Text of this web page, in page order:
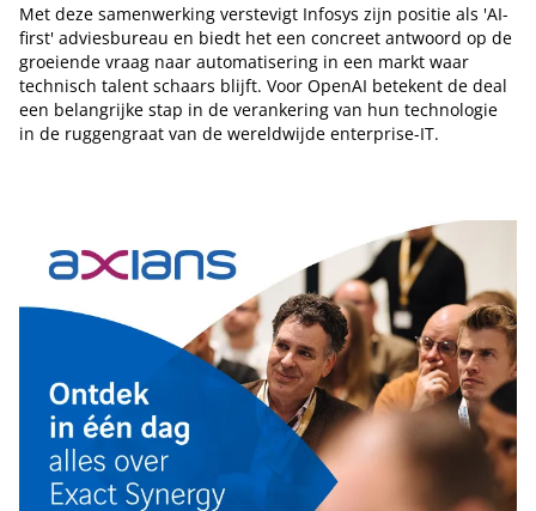
Met deze samenwerking verstevigt Infosys zijn positie als 'AI-
first' adviesbureau en biedt het een concreet antwoord op de
groeiende vraag naar automatisering in een markt waar
technisch talent schaars blijft. Voor OpenAI betekent de deal
een belangrijke stap in de verankering van hun technologie
in de ruggengraat van de wereldwijde enterprise-IT.